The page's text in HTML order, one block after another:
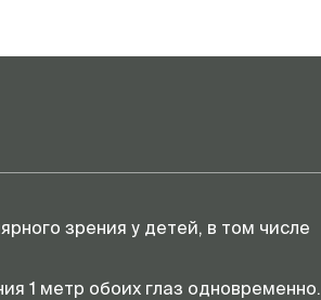
зрения у детей, в том числе
1 метр обоих глаз одновременно.